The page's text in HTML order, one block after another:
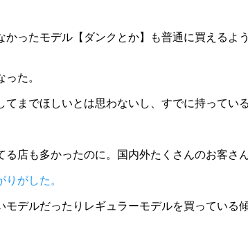
ったモデル【ダンクとか】も普通に買える
た。
までほしいとは思わないし、すでに持ってい
店も多かったのに。国内外たくさんのお客さ
がした。
デルだったりレギュラーモデルを買っている傾